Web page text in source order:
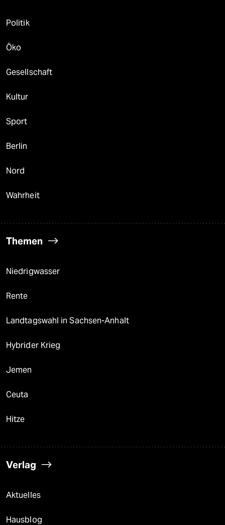
Politik
Öko
Gesellschaft
Kultur
Sport
Berlin
Nord
Wahrheit
Themen
Niedrigwasser
Rente
Landtagswahl in Sachsen-Anhalt
Hybrider Krieg
Jemen
Ceuta
Hitze
Verlag
Aktuelles
Hausblog